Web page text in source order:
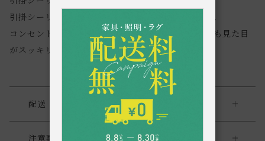
引掛シーリングでどなたでも簡単に取付が可能です。
コンセント部を隠すカップが付属するので、装着後も見た目
がスッキリします。
配送・返品
送料について
注意事項